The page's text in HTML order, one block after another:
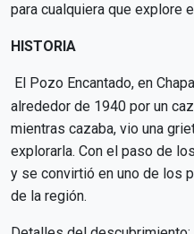
para cualquiera que explore
HISTORIA
El Pozo Encantado, en
alrededor de 1940 por un
mientras cazaba, vio una
explorarla. Con el paso de
y se convirtió en uno de los
de la región.